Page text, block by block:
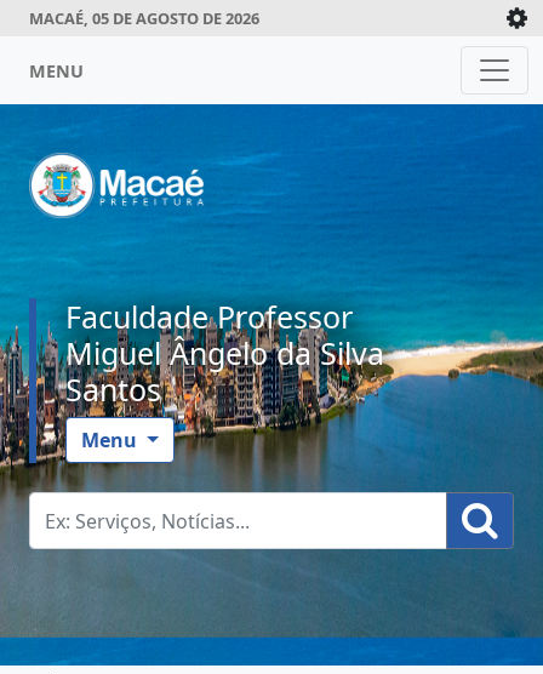
MACAÉ, 05 DE AGOSTO DE 2026
MENU
Faculdade Professor
Miguel Ângelo da Silva
Santos
Menu